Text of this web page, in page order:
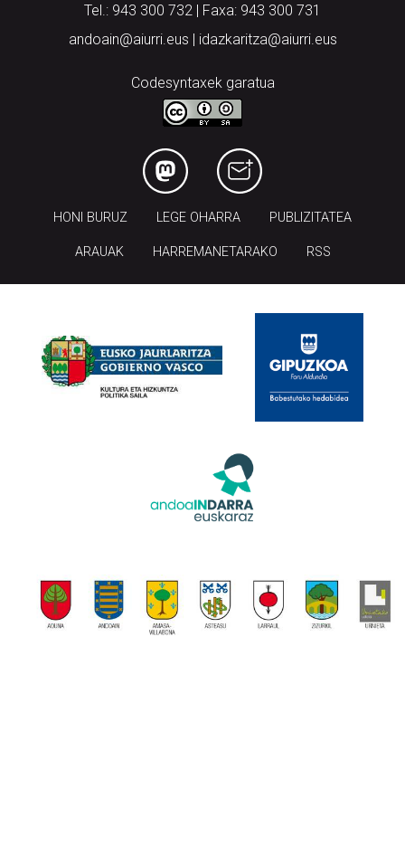
Tel.: 943 300 732 | Faxa: 943 300 731
andoain@aiurri.eus | idazkaritza@aiurri.eus
Codesyntaxek garatua
HONI BURUZ LEGE OHARRA PUBLIZITATEA
ARAUAK HARREMANETARAKO RSS